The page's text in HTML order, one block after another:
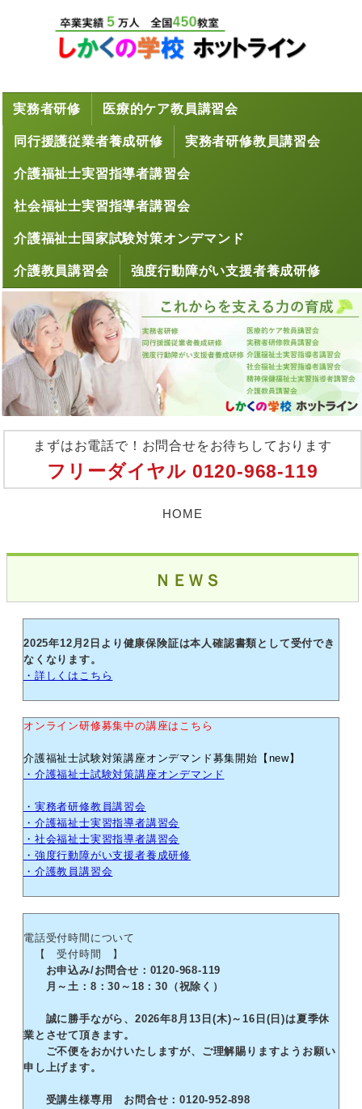
実務者研修 医療的ケア教員講習会
同行援護従業者養成研修 実務者研修教員講習会
介護福祉士実習指導者講習会
社会福祉士実習指導者講習会
介護福祉士国家試験対策オンデマンド
介護教員講習会 強度行動障がい支援者養成研修
まずはお電話で！お問合せをお待ちしております
フリーダイヤル 0120-968-119
HOME
ＮＥＷＳ
2025年12月2日より健康保険証は本人確認書類として受付でき
なくなります。
・詳しくはこちら
オンライン研修募集中の講座はこちら
介護福祉士試験対策講座オンデマンド募集開始【new】
・介護福祉士試験対策講座オンデマンド
・実務者研修教員講習会
・介護福祉士実習指導者講習会
・社会福祉士実習指導者講習会
・強度行動障がい支援者養成研修
・介護教員講習会
電話受付時間について
【 受付時間 】
お申込み/お問合せ：0120-968-119
月～土：8：30～18：30（祝除く）
誠に勝手ながら、2026年8月13日(木)～16日(日)は夏季休
業とさせて頂きます。
ご不便をおかけいたしますが、ご理解賜りますようお願い
申し上げます。
受講生様専用 お問合せ：0120-952-898